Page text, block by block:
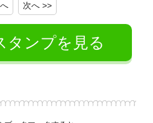
次へ >>
タンプを見る